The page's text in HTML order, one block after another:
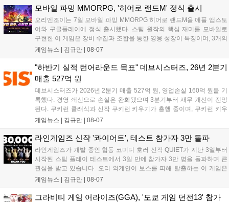
지원 보상을 제공한다. 상세 내용은 공식 커뮤니티에서 확인 가능하다....
모바일 파밍 MMORPG, '히어로 랜드M' 정식 출시
오리엔조이는 7일 모바일 파밍 MMORPG 히어로 랜드M을 애플 앱스토
어와 구글플레이에 정식 출시했다. 스팀 원작의 핵심 재미를 모바일로
구현한 이 게임은 장비 수집과 조합을 통한 영웅 성장이 특징이며, 3개의
무기 스킬을 활용한 전략적 전투와 길드전 등 다양한 콘텐츠를 제공한
혜택을 지급하며, 상세 내용은 공식 라운지에서 확인할 수 있다. 이용자
는 게임 접속 및 주요 콘텐츠 플레이를 통해 성장을 지원받을 수 있다....
게임뉴스 | 김규만 | 08-07
"하반기 실적 턴어라운드 목표" 데브시스터즈, 26년 2분기
매출 527억 원
데브시스터즈가 2026년 2분기 매출 527억 원, 영업손실 160억 원을 기
록했다. 경영 쇄신으로 손실은 완화됐으며 3분기부터 재무 개선이 전망
된다. 쿠키런 클래식과 신작 쿠키런 키우기가 흥행 중이며, 쿠키런 키우
기는 13일 첫 업데이트를 시작으로 2주 간격의 콘텐츠를 제공한다. 또한
이다. 회사는 비용 효율화와 신작 흥행을 통해 하반기 실적 턴어라운드
게임뉴스 | 김규만 | 08-07
라인게임즈 신작 '콰이어트', 테스트 참가자 3만 돌파
라인게임즈가 개발 중인 협동 코미디 호러 신작 QUIET가 지난 3일부터
시작된 스팀 플레이 테스트에서 3일 만에 참가자 3만 명을 돌파하며 큰
관심을 받고 있습니다. 오리 외계인이 보스를 피해 탈출하는 이 게임은
최대 4인 협동을 지원하며, 소음 관리와 물리 법칙을 활용한 전략적 플레
을 개선 중이며, 상세 정보는 스팀 페이지에서 확인 가능합니다....
게임뉴스 | 김규만 | 08-07
그라비티 게임 어라이즈(GGA), '도쿄 게임 던전13' 참가